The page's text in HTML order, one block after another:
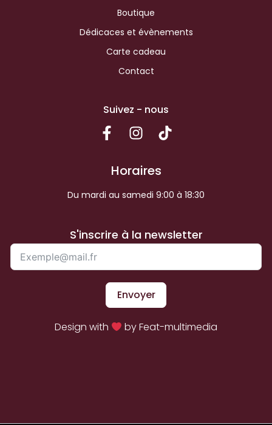
Boutique
Dédicaces et évènements
Carte cadeau
Contact
Suivez - nous
Horaires
Du mardi au samedi 9:00 à 18:30
S'inscrire à la newsletter
Envoyer
Design with by Feat-multimedia